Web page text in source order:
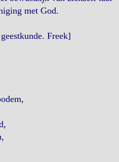
met God.
Freek]